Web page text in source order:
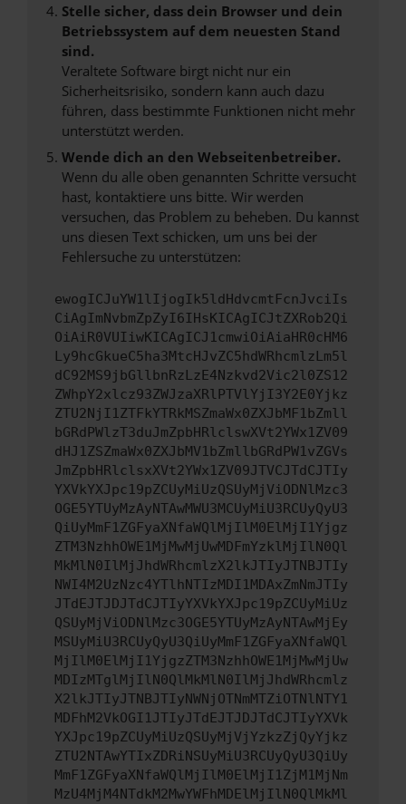
Stelle sicher, dass dein Browser und dein
Betriebssystem auf dem neuesten Stand
sind.
Veraltete Software birgt nicht nur ein
Sicherheitsrisiko, sondern kann auch dazu
führen, dass bestimmte Funktionen nicht mehr
unterstützt werden.
Wende dich an den Webseitenbetreiber.
Wenn du alle oben genannten Schritte versucht
hast, kontaktiere uns bitte. Wir werden
versuchen, das Problem zu beheben. Du kannst
uns diesen Text schicken, um uns bei der
Fehlersuche zu unterstützen:
ewogICJuYW1lIjogIk5ldHdvcmtFcnJvciIs
CiAgImNvbmZpZyI6IHsKICAgICJtZXRob2Qi
OiAiR0VUIiwKICAgICJ1cmwiOiAiaHR0cHM6
Ly9hcGkueC5ha3MtcHJvZC5hdWRhcmlzLm5l
dC92MS9jbGllbnRzLzE4Nzkvd2Vic2l0ZS12
ZWhpY2xlcz93ZWJzaXRlPTVlYjI3Y2E0Yjkz
ZTU2NjI1ZTFkYTRkMSZmaWx0ZXJbMF1bZmll
bGRdPWlzT3duJmZpbHRlclswXVt2YWx1ZV09
dHJ1ZSZmaWx0ZXJbMV1bZmllbGRdPW1vZGVs
JmZpbHRlclsxXVt2YWx1ZV09JTVCJTdCJTIy
YXVkYXJpc19pZCUyMiUzQSUyMjViODNlMzc3
OGE5YTUyMzAyNTAwMWU3MCUyMiU3RCUyQyU3
QiUyMmF1ZGFyaXNfaWQlMjIlM0ElMjI1Yjgz
ZTM3NzhhOWE1MjMwMjUwMDFmYzklMjIlN0Ql
MkMlN0IlMjJhdWRhcmlzX2lkJTIyJTNBJTIy
NWI4M2UzNzc4YTlhNTIzMDI1MDAxZmNmJTIy
JTdEJTJDJTdCJTIyYXVkYXJpc19pZCUyMiUz
QSUyMjViODNlMzc3OGE5YTUyMzAyNTAwMjEy
MSUyMiU3RCUyQyU3QiUyMmF1ZGFyaXNfaWQl
MjIlM0ElMjI1YjgzZTM3NzhhOWE1MjMwMjUw
MDIzMTglMjIlN0QlMkMlN0IlMjJhdWRhcmlz
X2lkJTIyJTNBJTIyNWNjOTNmMTZiOTNlNTY1
MDFhM2VkOGI1JTIyJTdEJTJDJTdCJTIyYXVk
YXJpc19pZCUyMiUzQSUyMjVjYzkzZjQyYjkz
ZTU2NTAwYTIxZDRiNSUyMiU3RCUyQyU3QiUy
MmF1ZGFyaXNfaWQlMjIlM0ElMjI1ZjM1MjNm
MzU4MjM4NTdkM2MwYWFhMDElMjIlN0QlMkMl